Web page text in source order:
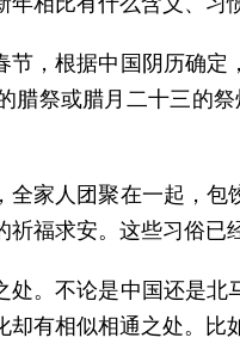
节，根据中国阴历确
腊祭或腊月二十三的
全家人团聚在一起，
祈福求安。这些习俗
处。不论是中国还是
却有相似相通之处。